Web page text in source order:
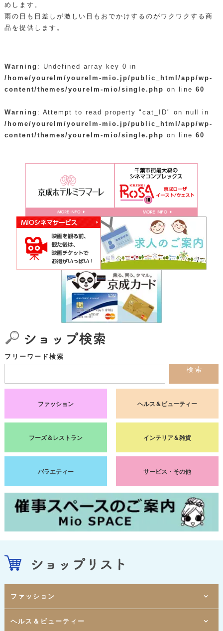
めします。
雨の日も日差しが激しい日もおでかけするのがワクワクする商
品を提供します。
Warning : Undefined array key 0 in
/home/yourelm/yourelm-mio.jp/public_html/app/wp-
content/themes/yourelm-mio/single.php on line 60
Warning : Attempt to read property "cat_ID" on null in
/home/yourelm/yourelm-mio.jp/public_html/app/wp-
content/themes/yourelm-mio/single.php on line 60
フリーワード検索
検 索
ファッション ヘルス＆ビューティー
フーズ＆レストラン インテリア＆雑貨
バラエティー サービス・その他
ファッション
Mio1-1F [ レディスウェア ]
ヘルス＆ビューティー